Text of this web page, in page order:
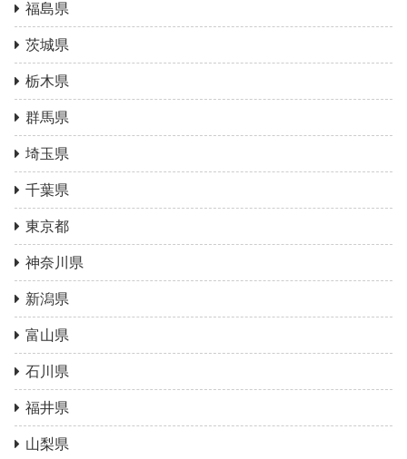
福島県
茨城県
栃木県
群馬県
埼玉県
千葉県
東京都
神奈川県
新潟県
富山県
石川県
福井県
山梨県